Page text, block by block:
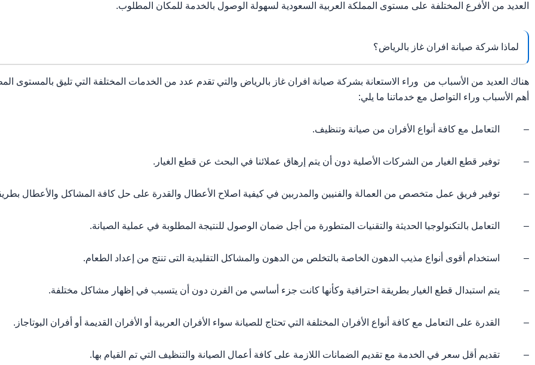
العديد من الأفرع المختلفة على مستوى المملكة العربية السعودية لسهولة الوصول بالخدمة للمكان المطلوب.
لماذا شركة صيانة افران غاز بالرياض؟
هناك العديد من الأسباب من وراء الاستعانة بشركة صيانة افران غاز بالرياض والتي تقدم عدد من الخدمات المختلفة التي تليق بالمستوى
أهم الأسباب وراء التواصل مع خدماتنا ما يلي:
– التعامل مع كافة أنواع الأفران من صيانة وتنظيف.
– توفير قطع الغيار من الشركات الأصلية دون أن يتم إرهاق عملائنا في البحث عن قطع الغيار.
– توفير فريق عمل متخصص من العمالة والفنيين والمدربين في كيفية اصلاح الأعطال والقدرة على حل كافة المشاكل والأعطال
– التعامل بالتكنولوجيا الحديثة والتقنيات المتطورة من أجل ضمان الوصول للنتيجة المطلوبة في عملية الصيانة.
– استخدام أقوى أنواع مذيب الدهون الخاصة بالتخلص من الدهون والمشاكل التقليدية التى تنتج من إعداد الطعام.
– يتم استبدال قطع الغيار بطريقة احترافية وكأنها كانت جزء أساسي من الفرن دون أن يتسبب في إظهار مشاكل مختلفة.
– القدرة على التعامل مع كافة أنواع الأفران المختلفة التي تحتاج للصيانة سواء الأفران العربية أو الأفران القديمة أو أفران البوتاجاز.
– تقديم أقل سعر في الخدمة مع تقديم الضمانات اللازمة على كافة أعمال الصيانة والتنظيف التي تم القيام بها.